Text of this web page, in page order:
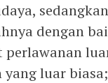
dengan
perlawanan
yang luar